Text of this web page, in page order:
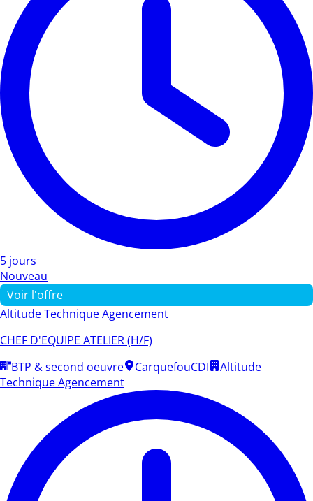
5 jours
Nouveau
Voir l'offre
Altitude Technique Agencement
CHEF D'EQUIPE ATELIER (H/F)
BTP & second oeuvre
CarquefouCDI
Altitude
Technique Agencement